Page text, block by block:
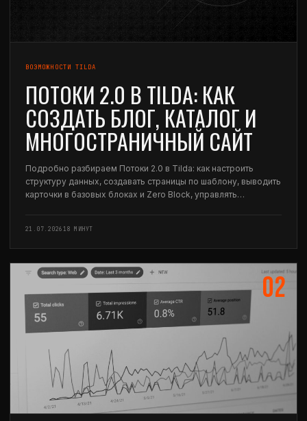
ВОЗМОЖНОСТИ TILDA
ПОТОКИ 2.0 В TILDA: КАК
СОЗДАТЬ БЛОГ, КАТАЛОГ И
МНОГОСТРАНИЧНЫЙ САЙТ
Подробно разбираем Потоки 2.0 в Tilda: как настроить
структуру данных, создавать страницы по шаблону, выводить
карточки в базовых блоках и Zero Block, управлять
21.07.2026 18 МИНУТ
02